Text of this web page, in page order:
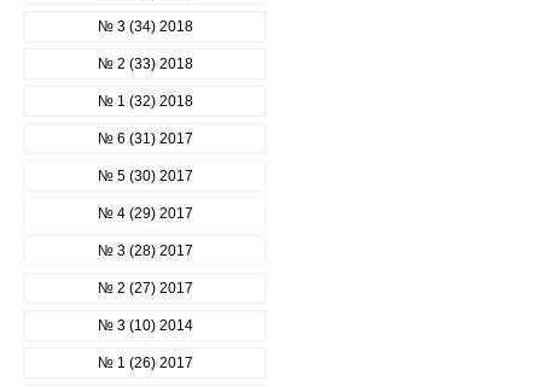
№ 3 (34) 2018
№ 2 (33) 2018
№ 1 (32) 2018
№ 6 (31) 2017
№ 5 (30) 2017
№ 4 (29) 2017
№ 3 (28) 2017
№ 2 (27) 2017
№ 3 (10) 2014
№ 1 (26) 2017